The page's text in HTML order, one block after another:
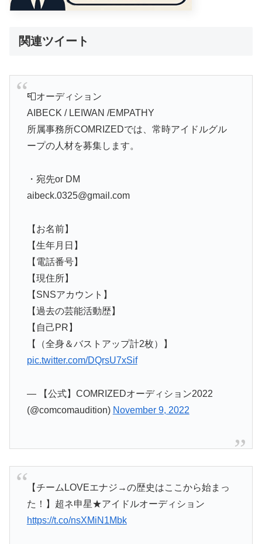
関連ツイート
📮オーディション
AIBECK / LEIWAN /EMPATHY
所属事務所COMRIZEDでは、常時アイドルグル
ープの人材を募集します。
・宛先or DM
aibeck.0325@gmail.com
【お名前】
【生年月日】
【電話番号】
【現住所】
【SNSアカウント】
【過去の芸能活動歴】
【自己PR】
【（全身＆バストアップ計2枚）】
pic.twitter.com/DQrsU7xSif
— 【公式】COMRIZEDオーディション2022
(@comcomaudition) November 9, 2022
【チームLOVEエナジ→の歴史はここから始まっ
た！】超ネ申星★アイドルオーディション
https://t.co/nsXMiN1Mbk